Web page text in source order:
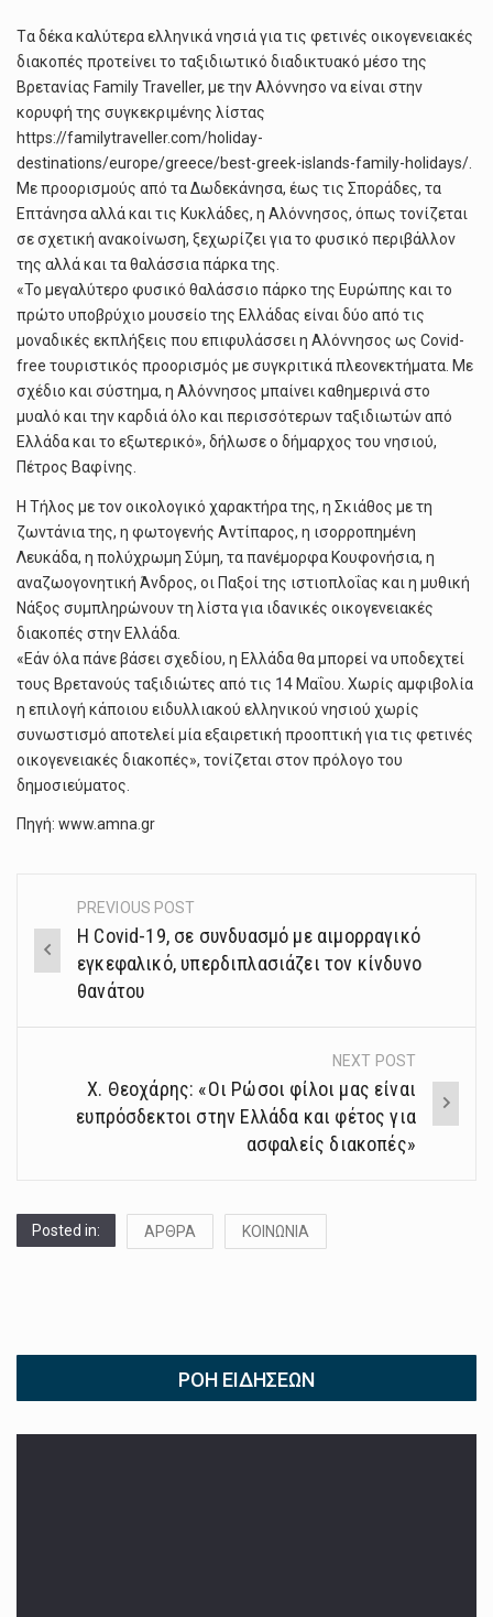
Tα δέκα καλύτερα ελληνικά νησιά για τις φετινές οικογενειακές
διακοπές προτείνει το ταξιδιωτικό διαδικτυακό μέσο της
Βρετανίας Family Traveller, με την Αλόννησο να είναι στην
κορυφή της συγκεκριμένης λίστας
https://familytraveller.com/holiday-
destinations/europe/greece/best-greek-islands-family-holidays/.
Με προορισμούς από τα Δωδεκάνησα, έως τις Σποράδες, τα
Επτάνησα αλλά και τις Κυκλάδες, η Αλόννησος, όπως τονίζεται
σε σχετική ανακοίνωση, ξεχωρίζει για το φυσικό περιβάλλον
της αλλά και τα θαλάσσια πάρκα της.
«Το μεγαλύτερο φυσικό θαλάσσιο πάρκο της Ευρώπης και το
πρώτο υποβρύχιο μουσείο της Ελλάδας είναι δύο από τις
μοναδικές εκπλήξεις που επιφυλάσσει η Αλόννησος ως Covid-
free τουριστικός προορισμός με συγκριτικά πλεονεκτήματα. Με
σχέδιο και σύστημα, η Αλόννησος μπαίνει καθημερινά στο
μυαλό και την καρδιά όλο και περισσότερων ταξιδιωτών από
Ελλάδα και το εξωτερικό», δήλωσε ο δήμαρχος του νησιού,
Πέτρος Βαφίνης.
Η Τήλος με τον οικολογικό χαρακτήρα της, η Σκιάθος με τη
ζωντάνια της, η φωτογενής Αντίπαρος, η ισορροπημένη
Λευκάδα, η πολύχρωμη Σύμη, τα πανέμορφα Κουφονήσια, η
αναζωογονητική Άνδρος, οι Παξοί της ιστιοπλοΐας και η μυθική
Νάξος συμπληρώνουν τη λίστα για ιδανικές οικογενειακές
διακοπές στην Ελλάδα.
«Εάν όλα πάνε βάσει σχεδίου, η Ελλάδα θα μπορεί να υποδεχτεί
τους Βρετανούς ταξιδιώτες από τις 14 Μαΐου. Χωρίς αμφιβολία
η επιλογή κάποιου ειδυλλιακού ελληνικού νησιού χωρίς
συνωστισμό αποτελεί μία εξαιρετική προοπτική για τις φετινές
οικογενειακές διακοπές», τονίζεται στον πρόλογο του
δημοσιεύματος.
Πηγή: www.amna.gr
Post
navigation
PREVIOUS POST
Η Covid-19, σε συνδυασμό με αιμορραγικό
εγκεφαλικό, υπερδιπλασιάζει τον κίνδυνο
θανάτου
NEXT POST
Χ. Θεοχάρης: «Οι Ρώσοι φίλοι μας είναι
ευπρόσδεκτοι στην Ελλάδα και φέτος για
ασφαλείς διακοπές»
Posted in: ΑΡΘΡΑ ΚΟΙΝΩΝΙΑ
ΡΟΉ ΕΙΔΉΣΕΩΝ